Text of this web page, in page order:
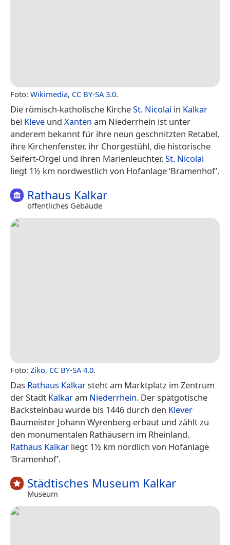
Foto: Wikimedia, CC BY-SA 3.0.
Die römisch-katholische KircheSt. Nicolai in Kalkar
bei Kleve und Xanten am Niederrhein ist unter
anderem bekannt für ihre neun geschnitzten Retabel,
ihre Kirchenfenster, ihr Chorgestühl, die historische
Seifert-Orgel und ihren Marienleuchter.St. Nicolai
liegt 1½ km nordwestlich von Hofanlage ‘Bramenhof’.
Rathaus Kalkar
öffentliches Gebäude
Foto: Ziko, CC BY-SA 4.0.
Das Rathaus Kalkarsteht am Marktplatz im Zentrum
der Stadt Kalkaram Niederrhein. Der spätgotische
Backsteinbau wurde bis 1446 durch den Klever
Baumeister Johann Wyrenberg erbaut und zählt zu
den monumentalen Rathäusern im Rheinland.
Rathaus Kalkar liegt 1½ km nördlich von Hofanlage
‘Bramenhof’.
Städtisches Museum Kalkar
Museum